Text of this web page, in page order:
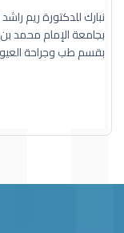
نبارك للدكتورة ريم
بجامعة الإمام محمد
بقسم طب وجراحة